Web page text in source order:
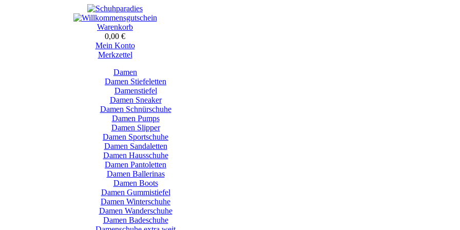
Warenkorb
0,00 €
Mein Konto
Merkzettel
Damen
Damen Stiefeletten
Damenstiefel
Damen Sneaker
Damen Schnürschuhe
Damen Pumps
Damen Slipper
Damen Sportschuhe
Damen Sandaletten
Damen Hausschuhe
Damen Pantoletten
Damen Ballerinas
Damen Boots
Damen Gummistiefel
Damen Winterschuhe
Damen Wanderschuhe
Damen Badeschuhe